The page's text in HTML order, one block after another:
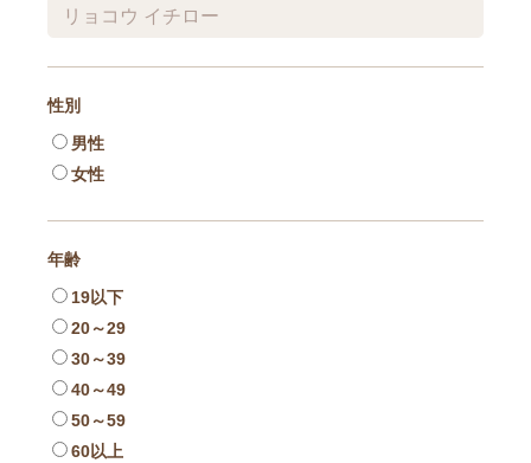
性別
男性
女性
年齢
19以下
20～29
30～39
40～49
50～59
60以上